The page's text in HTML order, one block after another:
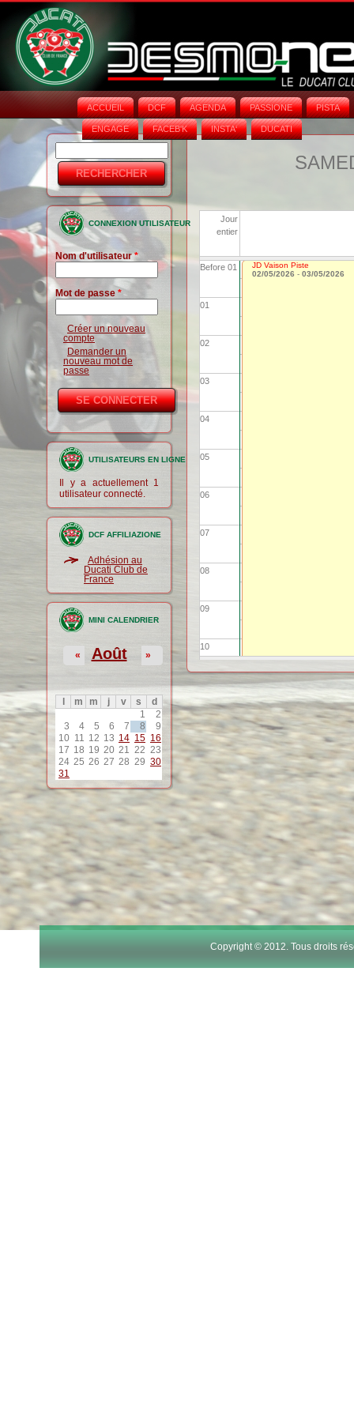
ACCUEIL DCF AGENDA PASSIONE PISTA
ENGAGE FACEB'K INSTA‘ DUCATI
Formulaire
de
recherche
CONNEXION UTILISATEUR
Nom d'utilisateur*
Mot de passe *
Créer un nouveau
compte
Demander un
nouveau mot de
passe
UTILISATEURS EN LIGNE
Il y a actuellement 1
utilisateur connecté.
DCF AFFILIAZIONE
Adhésion au
Ducati Club de
France
MINI CALENDRIER
Août
« »
m m j v s
d
1
2
3
4 5 6 7 8
9
10 11 12 13 14 15 16
17 18 19 20 21 22 23
24 25 26 27 28 29 30
31
Jour
entier
Before 01
01
02
03
04
05
06
07
08
09
10
11
12
13
15
17
JD Vaison Piste
02/05/2026 - 03/05/2026
Copyright © 2012. Tous droits